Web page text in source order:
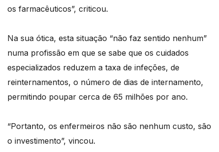
os farmacêuticos”, criticou.
Na sua ótica, esta situação “não faz sentido nenhum”
numa profissão em que se sabe que os cuidados
especializados reduzem a taxa de infeções, de
reinternamentos, o número de dias de internamento,
permitindo poupar cerca de 65 milhões por ano.
“Portanto, os enfermeiros não são nenhum custo, são
o investimento”, vincou.